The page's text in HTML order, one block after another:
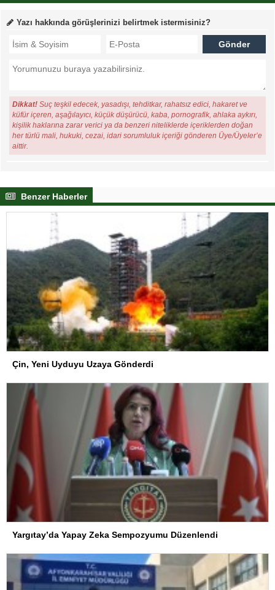
Yazı hakkında görüşlerinizi belirtmek istermisiniz?
Dikkat! Suç teşkil edecek, yasadışı, tehditkar, rahatsız edici, hakaret ve
küfür içeren, aşağılayıcı, küçük düşürücü, kaba, pornografik, ahlaka aykırı,
kişilik haklarına zarar verici ya da benzeri niteliklerde içeriklerden doğan
her türlü mali, hukuki, cezai, idari sorumluluk içeriği gönderen Üye/Üyeler’e
aittir.
Benzer Haberler
Çin, Yeni Uyduyu Uzaya Gönderdi
Yargıtay’da Yapay Zeka Sempozyumu Düzenlendi